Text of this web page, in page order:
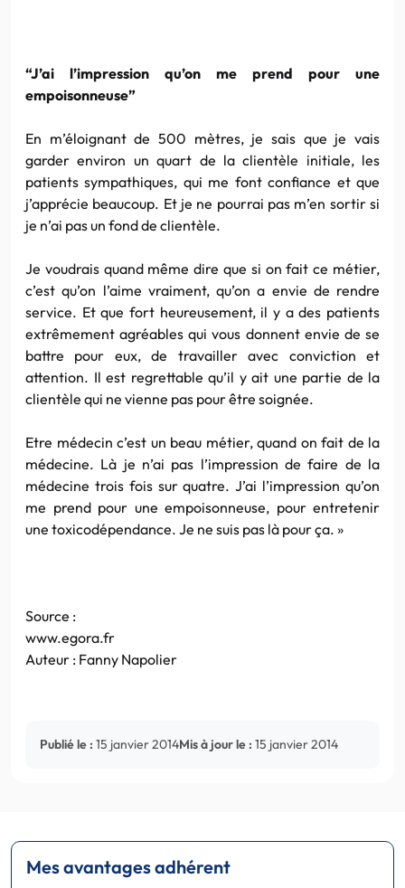
“J’ai l’impression qu’on me prend pour une
empoisonneuse”
En m’éloignant de 500 mètres, je sais que je vais
garder environ un quart de la clientèle initiale, les
patients sympathiques, qui me font confiance et que
j’apprécie beaucoup. Et je ne pourrai pas m’en sortir si
je n’ai pas un fond de clientèle.
Je voudrais quand même dire que si on fait ce métier,
c’est qu’on l’aime vraiment, qu’on a envie de rendre
service. Et que fort heureusement, il y a des patients
extrêmement agréables qui vous donnent envie de se
battre pour eux, de travailler avec conviction et
attention. Il est regrettable qu’il y ait une partie de la
clientèle qui ne vienne pas pour être soignée.
Etre médecin c’est un beau métier, quand on fait de la
médecine. Là je n’ai pas l’impression de faire de la
médecine trois fois sur quatre. J’ai l’impression qu’on
me prend pour une empoisonneuse, pour entretenir
une toxicodépendance. Je ne suis pas là pour ça. »
Source :
www.egora.fr
Auteur : Fanny Napolier
Publié le : 15 janvier 2014Mis à jour le : 15 janvier 2014
Mes avantages adhérent